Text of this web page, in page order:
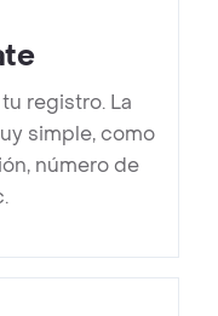
registro. La
simple, como
número de